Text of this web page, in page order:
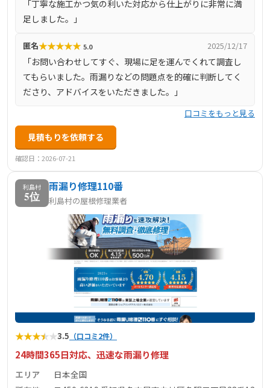
ービスも提供しており、アフターフォローも万全です。
「丁寧な施工かつ気の利いた対応から仕上がりに非常に満
足しました。」
匿名★★★★★ 5.0 2025/12/17
「お問い合わせしてすぐ、現場に足を運んでくれて調査し
てもらいました。雨漏りなどの問題点を的確に判断してく
ださり、アドバイスをいただきました。」
口コミをもっと見る
見積もりを依頼する
確認日：2026-07-21
利島村
5位
雨漏り修理110番
利島村の屋根修理業者
★★★★★3.5 （口コミ2件）
24時間365日対応、迅速な雨漏り修理
エリア
日本全国